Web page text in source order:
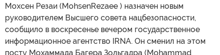
Мохсен Резаи (MohsenRezaee ) назначен новым
руководителем Высшего совета нацбезопасности,
сообщило в воскресенье вечером государственное
информационное агентство IRNA. Он сменил на этом
посту Мохаммада Багера Зольгадра (Mohammad